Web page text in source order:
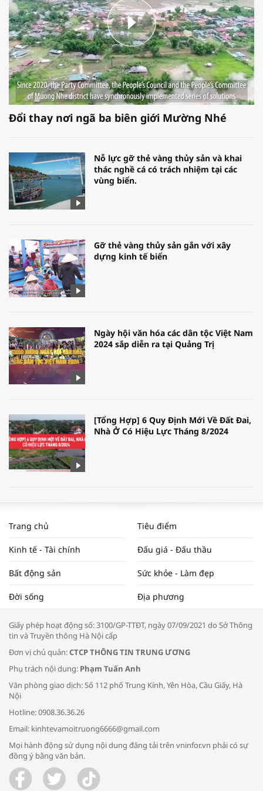
Đổi thay nơi ngã ba biên giới Mường Nhé
Nỗ lực gỡ thẻ vàng thủy sản và khai
thác nghề cá có trách nhiệm tại các
vùng biển.
Gỡ thẻ vàng thủy sản gắn với xây
dựng kinh tế biển
Ngày hội văn hóa các dân tộc Việt Nam
2024 sắp diễn ra tại Quảng Trị
[Tổng Hợp] 6 Quy Định Mới Về Đất Đai,
Nhà Ở Có Hiệu Lực Tháng 8/2024
ĐẬP THỊ TRƯỜNG #62
Tọa đàm “Xúc tiến thương mại: Khơi
Bác sĩ tư vấn cách phòng tránh bệnh
đường hô hấp trong thời tiết giao mùa
Trao yêu thương cho em
Trang chủ Tiêu điểm
Kinh tế - Tài chính Đấu giá - Đấu thầu
Bất động sản Sức khỏe - Làm đẹp
Đời sống Địa phương
Giấy phép hoạt động số: 3100/GP-TTĐT, ngày 07/09/2021 do Sở Thông
tin và Truyền thông Hà Nội cấp
Đơn vị chủ quản:CTCP THÔNG TIN TRUNG ƯƠNG
Phụ trách nội dung: Phạm Tuấn Anh
Văn phòng giao dịch: Số 112 phố Trung Kính, Yên Hòa, Cầu Giấy, Hà
Nội
Hotline: 0908.36.36.26
Email: kinhtevamoitruong6666@gmail.com
Mọi hành động sử dụng nội dung đăng tải trên vninfor.vn phải có sự
đồng ý bằng văn bản.